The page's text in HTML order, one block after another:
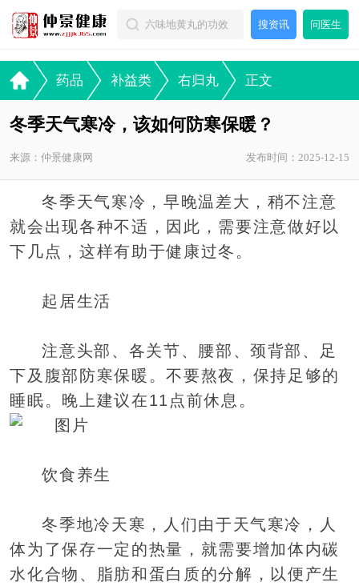
搜资讯 问医生
药品 补益类 右归丸 正文
冬季天气寒冷，该如何防寒保暖？
来源：仲景健康网 发布时间：2025-12-15
冬季天气寒冷，早晚温差大，稍不注意
就会出现各种不适，因此，需要注意做好以
下几点，这样有助于健康过冬。
起居生活
注意头部、各关节、腰部、颈背部、足
下及腹部防寒保暖。不要熬夜，保持足够的
睡眠。晚上建议在11点前休息。
饮食养生
冬季地冷天寒，人们由于天气寒冷，人
体为了保存一定的热量，就需要增加体内碳
水化合物、脂肪和蛋白质的分解，以便产生